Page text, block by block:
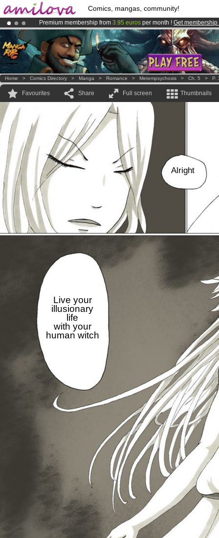
Comics, mangas, community!
Premium membership from 3.95 euros per month ! Get membership
Already 100000membersand 1000comics & mangas!.
AmilovaKickstarter is now LIVE!.
Home > Comics Directory > Manga > Romance > Metempsychosis > Ch. 5 > P.
Favourites Share Full screen Thumbnails
Alright
Live your
illusionary
life
with your
human witch